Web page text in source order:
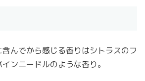
んでから感じる香りはシトラスのフ
ンニードルのような香り。